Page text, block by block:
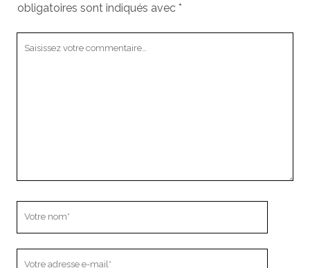
obligatoires sont indiqués avec *